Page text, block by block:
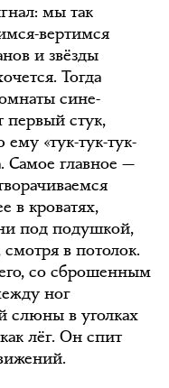
мы так
вертимся
и звёзды
Тогда
сине-
первый стук,
«тук-тук-тук-
Самое главное —
в кроватях,
под подушкой,
в потолок.
со сброшенным
ног
слюны в уголках
лёг. Он спит